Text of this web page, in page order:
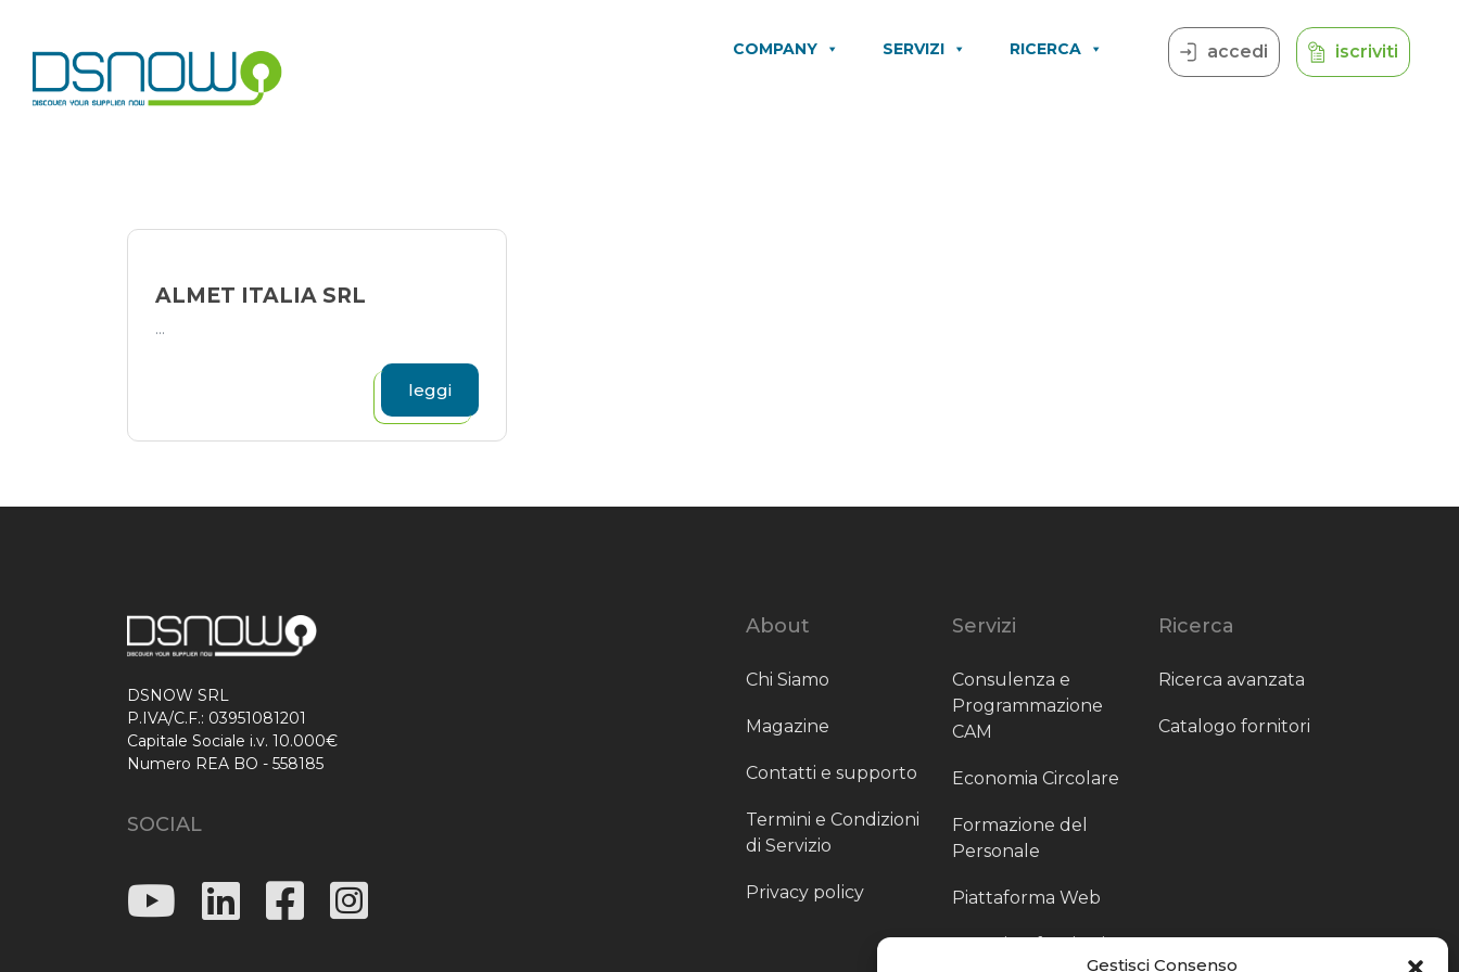
Gestisci Consenso
content
COMPANY SERVIZI RICERCA accedi iscriviti
ALMET ITALIA SRL
...
leggi
DSNOW SRL
P.IVA/C.F.: 03951081201
Capitale Sociale i.v. 10.000€
Numero REA BO - 558185
SOCIAL
About
Chi Siamo
Magazine
Contatti e supporto
Termini e Condizioni
di Servizio
Privacy policy
Servizi
Consulenza e
Programmazione
CAM
Economia Circolare
Formazione del
Personale
Piattaforma Web
Scouting fornitori
Ricerca
Ricerca avanzata
Catalogo fornitori